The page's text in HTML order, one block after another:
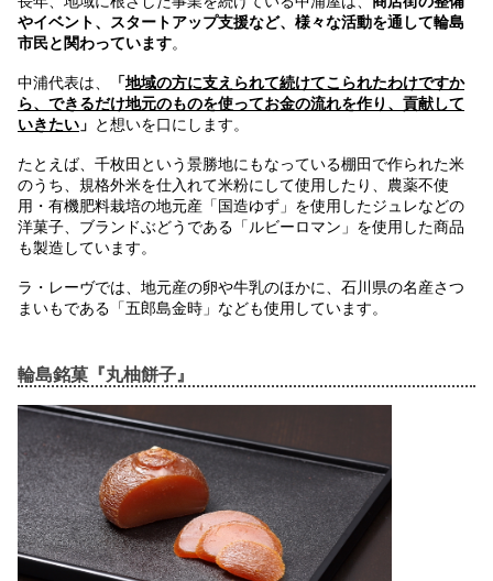
やイベント、スタートアップ支援など、様々な活動を通して輪島
市民と関わっています。
中浦代表は、 「地域の方に支えられて続けてこられたわけですか
ら、できるだけ地元のものを使ってお金の流れを作り、貢献して
いきたい 」 と想いを口にします。
たとえば、千枚田という景勝地にもなっている棚田で作られた米
のうち、規格外米を仕入れて米粉にして使用したり、農薬不使
用・有機肥料栽培の地元産「国造ゆず」を使用したジュレなどの
洋菓子、ブランドぶどうである「ルビーロマン」を使用した商品
も製造しています。
ラ・レーヴでは、地元産の卵や牛乳のほかに、石川県の名産さつ
まいもである「五郎島金時」なども使用しています。
輪島銘菓『丸柚餅子』